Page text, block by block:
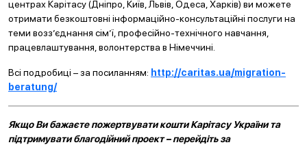
центрах Карітасу (Дніпро, Київ, Львів, Одеса, Харків) ви можете
отримати безкоштовні інформаційно-консультаційні послуги на
теми возз’єднання сім’ї, професійно-технічного навчання,
працевлаштування, волонтерства в Німеччині.
Всі подробиці – за посиланням: http://caritas.ua/migration-
beratung/
Якщо Ви бажаєте пожертвувати кошти Карітасу України та
підтримувати благодійний проект – перейдіть за